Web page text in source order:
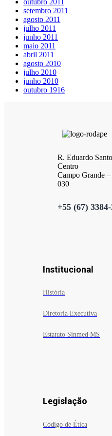
setembro 2011
agosto 2011
julho 2011
junho 2011
maio 2011
abril 2011
agosto 2010
julho 2010
junho 2010
outubro 1916
R. Eduardo
Centro
Campo Grande
030
+55 (67)
Institucional
História
Diretoria Executiva
Estatuto Sinmed MS
Legislação
Código de Ética